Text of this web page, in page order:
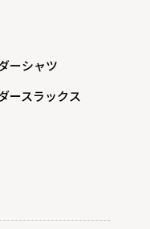
ーシャツ
ースラックス